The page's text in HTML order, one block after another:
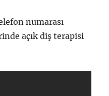
numarası
açık diş terapisi